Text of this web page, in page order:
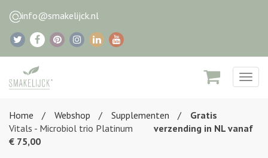
info@smakelijck.nl
Home
Webshop
Supplementen
Vitals - Microbiol trio Platinum
Gratis
verzending in NL vanaf
€ 75,00